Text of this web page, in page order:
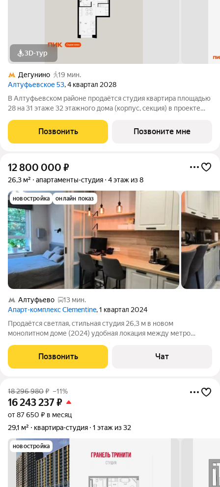
3D-тур
Дегунино
19 мин.
Алтуфьевское 53, 4 квартал 2028
В Алтуфьевском районе продаётся студия квартира площадью
28 на 31 этаже 32 этажного дома (корпус, секция) в проекте
общественном транспорте до станции метро «Отрадное». 20
минут пешком до МЦД
Позвонить Позвоните мне
12 800 000 ₽
26,3 м² апартаменты-студия 4 этаж из 8
новостройка онлайн показ
Алтуфьево
13 мин.
Апарт-комплекс Clementine, 1 квартал 2024
Продаётся светлая, стильная студия 26,3 м в новом
монолитном доме (2024) удобная локация между метро
этажного дома. Продуманная планировка: кухня 8 м и потолки
2,75 м создают ощущение простора и
Позвонить Чат
18 296 980₽ –11%
16 243 237₽
от 87 650 ₽ в месяц
29,1 м²
квартира-студия 1 этаж из 32
новостройка